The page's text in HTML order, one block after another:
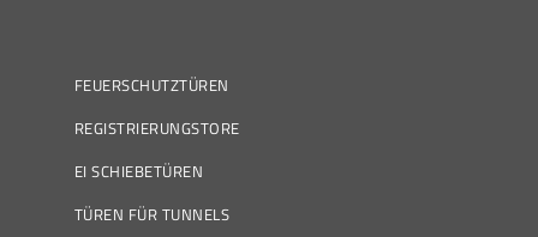
FEUERSCHUTZTÜREN
REGISTRIERUNGSTORE
EI SCHIEBETÜREN
TÜREN FÜR TUNNELS